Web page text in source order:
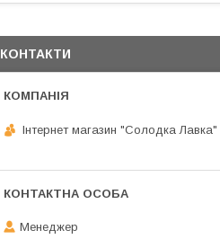
КОНТАКТИ
Інтернет магазин "Солодка Лавка"
Менеджер